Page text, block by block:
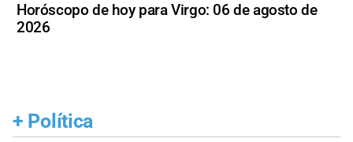
Horóscopo de hoy para Virgo: 06 de agosto de
2026
+ Política